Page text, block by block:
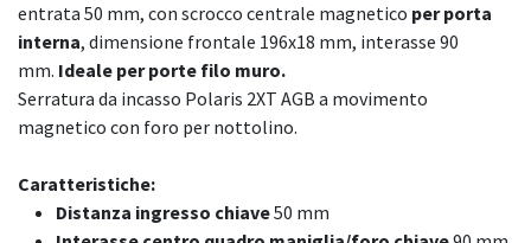
entrata 50 mm, con scrocco centrale magnetico per porta
interna, dimensione frontale 196x18 mm, interasse 90
mm. Ideale per porte filo muro.
Serratura da incasso Polaris 2XT AGB a movimento
magnetico con foro per nottolino.
Caratteristiche:
Distanza ingresso chiave50 mm